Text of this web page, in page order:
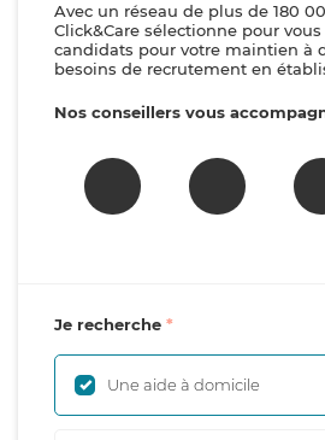
Avec un réseau de plus de 180
Click&Care sélectionne pour
candidats pour votre maintien à
besoins de recrutement en
Nos conseillers vous
Je recherche
Une aide à domicile